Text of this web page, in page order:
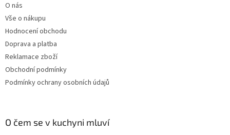
O nás
Vše o nákupu
Hodnocení obchodu
Doprava a platba
Reklamace zboží
Obchodní podmínky
Podmínky ochrany osobních údajů
O čem se v kuchyni mluví